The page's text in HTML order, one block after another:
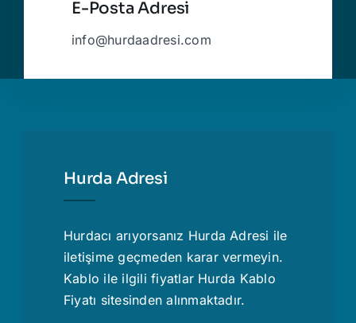
E-Posta Adresi
info@hurdaadresi.com
Hurda Adresi
Hurdacı arıyorsanız Hurda Adresi ile
iletişime geçmeden karar vermeyin.
Kablo ile ilgili fiyatlar Hurda Kablo
Fiyatı sitesinden alınmaktadır.